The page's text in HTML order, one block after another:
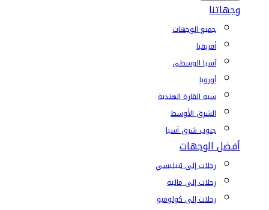
وجهاتنا
جميع الوجهات
أفريقيا
آسيا الوسطى
أوروبا
شبه القارة الهندية
الشرق الأوسط
جنوب شرق آسيا
أفضل الوجهات
رحلات إلى تبيليسي
رحلات إلى ماليه
رحلات إلى كولومبو